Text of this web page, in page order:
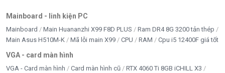
Đóng gói
Cover led + phụ kiện dây giữ, nẹp giữ
đi kèm
Mainboard - linh kiện PC
Mainboard Main Huananzhi X99 F8D PLUS
Ram DR4 8G 3200 tản thép
Main Asus H510M-K
Mã lỗi main X99 CPU RAM Cpu i5 12400F giá tốt
VGA - card màn hình
VGA - Card màn hình Card màn hình cũ
RTX 4060 Ti 8GB iCHILL X3